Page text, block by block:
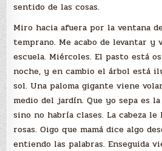
sentido de las cosas.
Miro hacia afuera por la ventana
temprano. Me acabo de levantar
escuela. Miércoles. El pasto está
noche, y en cambio el árbol está
sol. Una paloma gigante viene
medio del jardín. Que yo sepa es
sino no habría clases. La cabeza
rosas. Oigo que mamá dice algo
entiendo las palabras. Enseguida